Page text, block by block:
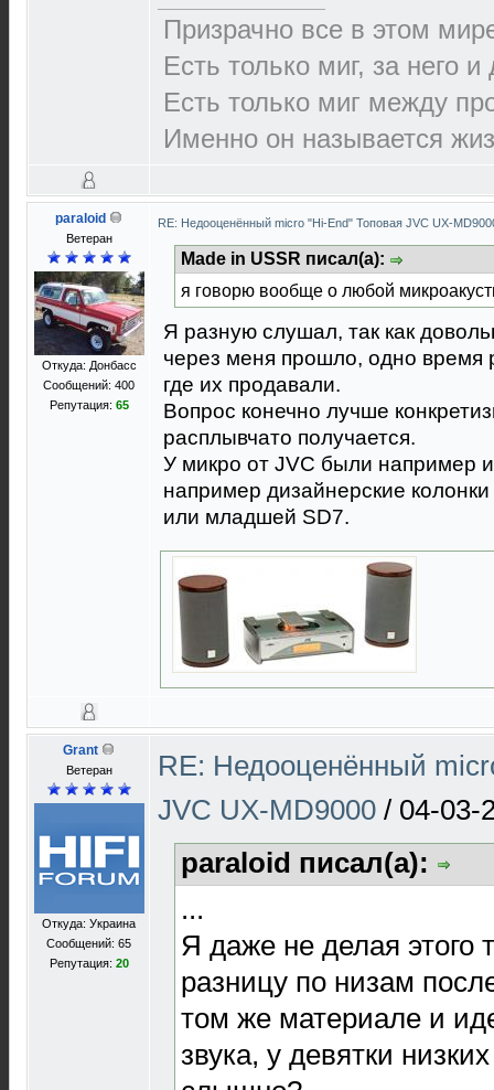
Призрачно все в этом
Есть только миг, за него
Есть только миг между
Именно он называется
paraloid
Ветеран
Откуда: Донбасс
Сообщений: 400
Репутация: 65
RE: Недооценённый micro "Hi-End" Топовая JVC UX-
Made in USSR писал(а):
я говорю вообще о любой
Я разную слушал, так как
через меня прошло, одно время
где их продавали.
Вопрос конечно лучше
расплывчато получается.
У микро от JVC были например
например дизайнерские
или младшей SD7.
Grant
Ветеран
Откуда: Украина
Сообщений: 65
Репутация: 20
RE: Недооценённый
JVC UX-MD9000 / 04-03-
paraloid писал(а):
...
Я даже не делая этого
разницу по низам
том же материале и
звука, у девятки